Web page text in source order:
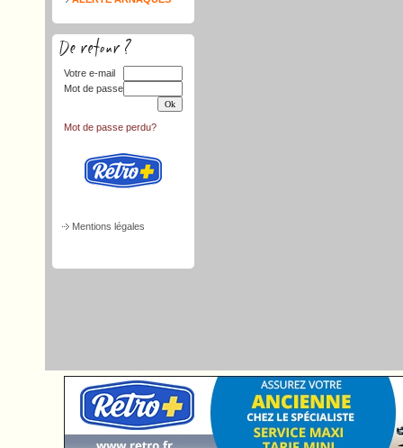
Votre e-mail
Mot de passe
Mot de passe perdu?
Mentions légales